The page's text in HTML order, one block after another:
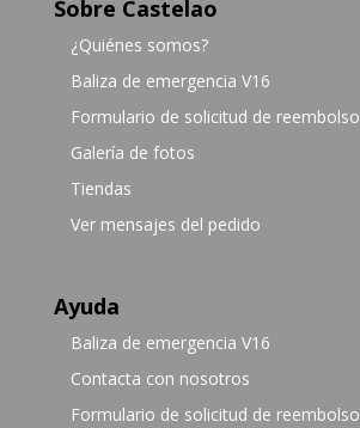
Sobre Castelao
¿Quiénes somos?
Baliza de emergencia V16
Formulario de solicitud de reembolso
Galería de fotos
Tiendas
Ver mensajes del pedido
Ayuda
Baliza de emergencia V16
Contacta con nosotros
Formulario de solicitud de reembolso